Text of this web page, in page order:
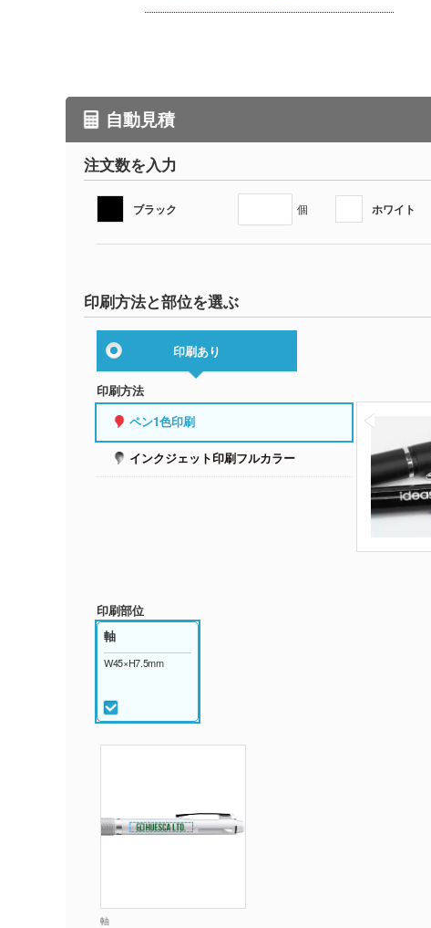
自動見積
注文数を入力
ブラック 個 ホワイト
印刷方法と部位を選ぶ
印刷あり
印刷方法
ペン1色印刷
インクジェット印刷フルカラー
印刷部位
軸
W45×H7.5mm
軸